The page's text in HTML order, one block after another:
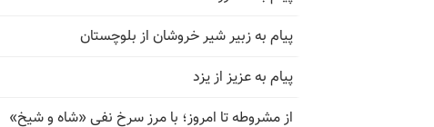
پیام به زبیر شیر خروشان از بلوچستان
پیام به عزیز از یزد
از مشروطه تا امروز؛ با مرز سرخ نفی «شاه و شیخ»